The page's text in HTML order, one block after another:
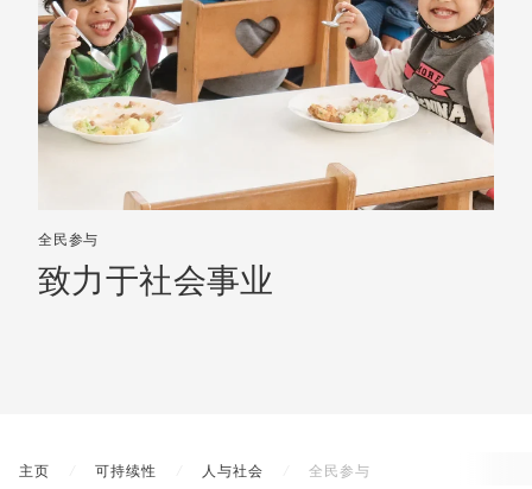
全民参与
致力于社会事业
主页 可持续性 人与社会 全民参与